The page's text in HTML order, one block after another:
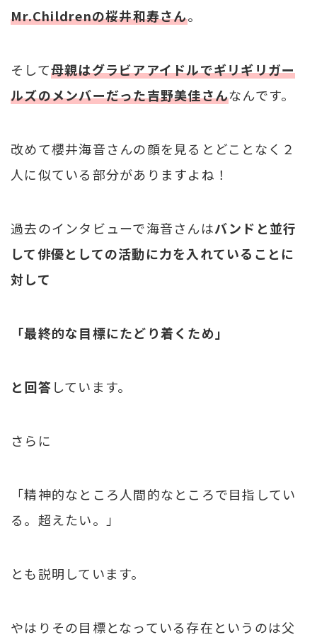
Mr.Childrenの桜井和寿さん。
そして母親はグラビアアイドルでギリギリガー
ルズのメンバーだった吉野美佳さんなんです。
改めて櫻井海音さんの顔を見るとどことなく２
人に似ている部分がありますよね！
過去のインタビューで海音さんはバンドと並行
して俳優としての活動に力を入れていることに
対して
「最終的な目標にたどり着くため」
と回答しています。
さらに
「精神的なところ人間的なところで目指してい
る。超えたい。」
とも説明しています。
やはりその目標となっている存在というのは父